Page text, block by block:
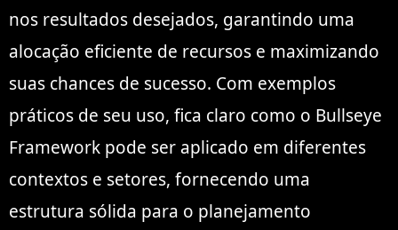
nos resultados desejados, garantindo uma
alocação eficiente de recursos e maximizando
suas chances de sucesso. Com exemplos
práticos de seu uso, fica claro como o Bullseye
Framework pode ser aplicado em diferentes
contextos e setores, fornecendo uma
estrutura sólida para o planejamento